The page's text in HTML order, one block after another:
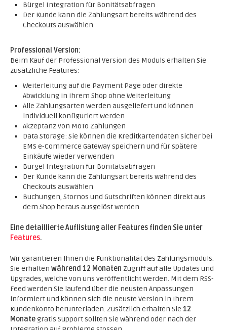
Bürgel Integration für Bonitätsabfragen
Der Kunde kann die Zahlungsart bereits während des
Checkouts auswählen
Professional Version:
Beim Kauf der Professional Version des Moduls erhalten Sie
zusätzliche Features:
Weiterleitung auf die Payment Page oder direkte
Abwicklung in Ihrem Shop ohne Weiterleitung
Alle Zahlungsarten werden ausgeliefert und können
individuell konfiguriert werden
Akzeptanz von MoTo Zahlungen
Data Storage: Sie können die Kreditkartendaten sicher bei
EMS e-Commerce Gateway speichern und für spätere
Einkäufe wieder verwenden
Bürgel Integration für Bonitätsabfragen
Der Kunde kann die Zahlungsart bereits während des
Checkouts auswählen
Buchungen, Stornos und Gutschriften können direkt aus
dem Shop heraus ausgelöst werden
Eine detaillierte Auflistung aller Features finden Sie unter
Features.
Wir garantieren Ihnen die Funktionalität des Zahlungsmoduls.
Sie erhalten während 12 Monaten Zugriff auf alle Updates und
Upgrades, welche von uns veröffentlicht werden. Mit dem RSS-
Feed werden Sie laufend über die neusten Anpassungen
informiert und können sich die neuste Version in Ihrem
Kundenkonto herunterladen. Zusätzlich erhalten Sie 12
Monategratis Support sollten Sie während oder nach der